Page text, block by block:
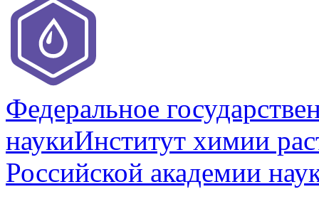
Федеральное
наукиИнститут химии
Российской академии